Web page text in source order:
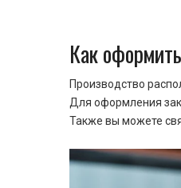
Как
Производство
Для оформления
Также вы можете